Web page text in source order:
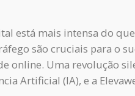
está mais intensa do
são cruciais para o
online. Uma revolução
Artificial (IA), e a